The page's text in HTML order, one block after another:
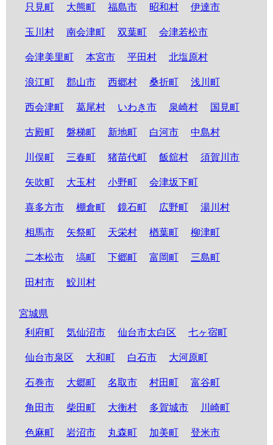
只見町 大熊町 福島市 昭和村 伊達市
玉川村 南会津町 双葉町 会津若松市
会津美里町 本宮市 平田村 北塩原村
浪江町 郡山市 西郷村 桑折町 浅川町
西会津町 葛尾村 いわき市 泉崎村 国見町
古殿町 磐梯町 新地町 白河市 中島村
川俣町 三春町 猪苗代町 飯舘村 須賀川市
矢吹町 大玉村 小野町 会津坂下町
喜多方市 棚倉町 鏡石町 広野町 湯川村
相馬市 矢祭町 天栄村 楢葉町 柳津町
二本松市 塙町 下郷町 富岡町 三島町
田村市 鮫川村
宮城県
利府町
気仙沼市 仙台市太白区 七ヶ宿町
仙台市泉区 大和町 白石市 大河原町
石巻市 大郷町 名取市 村田町 富谷町
角田市 柴田町 大衡村 多賀城市 川崎町
色麻町 岩沼市 丸森町 加美町 登米市